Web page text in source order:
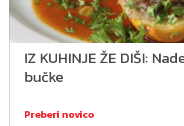
IZ KUHINJE ŽE DIŠI:
bučke
Preberi novico